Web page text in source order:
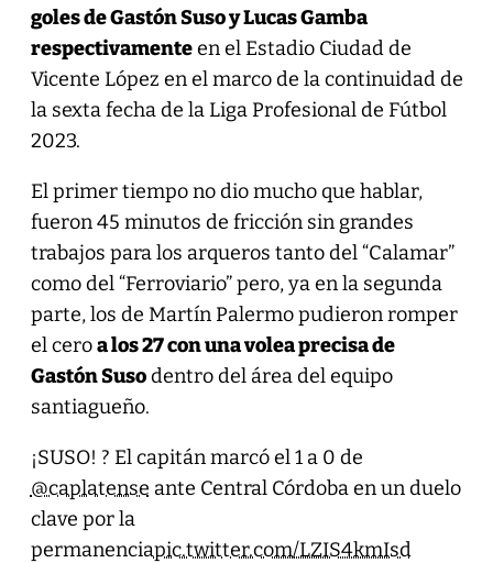
goles de Gastón Suso y Lucas Gamba
respectivamenteen el Estadio Ciudad de
Vicente López en el marco de la continuidad de
la sexta fecha de la Liga Profesional de Fútbol
2023.
El primer tiempo no dio mucho que hablar,
fueron 45 minutos de fricción sin grandes
trabajos para los arqueros tanto del “Calamar”
como del “Ferroviario” pero, ya en la segunda
parte, los de Martín Palermo pudieron romper
el ceroa los 27 con una volea precisa de
Gastón Susodentro del área del equipo
santiagueño.
¡SUSO! ? El capitán marcó el 1 a 0 de
@caplatense ante Central Córdoba en un duelo
clave por la
permanenciapic.twitter.com/LZIS4kmIsd